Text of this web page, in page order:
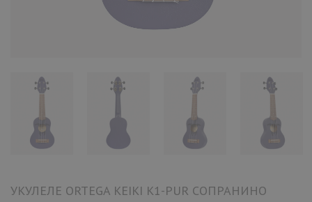
УКУЛЕЛЕ ORTEGA KEIKI K1-PUR СОПРАНИНО